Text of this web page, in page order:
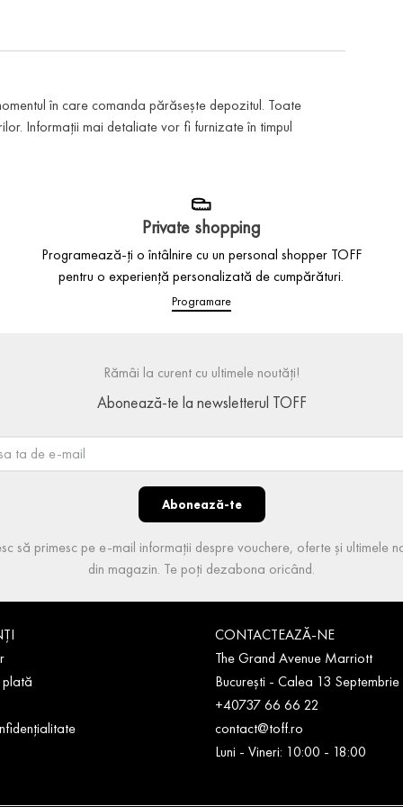
în care comanda părăsește depozitul. Toate
Informații mai detaliate vor fi furnizate în timpul
Private shopping
Programează-ți o întâlnire cu un personal shopper TOFF
pentru o experiență personalizată de cumpărături.
Programare
Rămâi la curent cu ultimele noutăți!
Abonează-te la newsletterul TOFF
Abonează-te
să primesc pe e-mail informații despre vouchere, oferte și ultimele
din magazin. Te poți dezabona oricând.
CONTACTEAZĂ-NE
The Grand Avenue Marriott
București - Calea 13
+40737 66 66 22
contact@toff.ro
Luni - Vineri: 10:00 - 18:00